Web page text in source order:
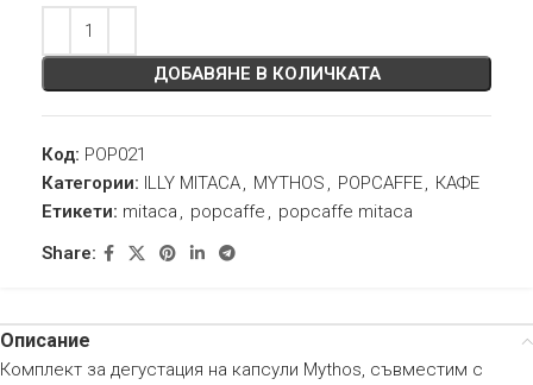
ДОБАВЯНЕ В КОЛИЧКАТА
Код: POP021
Категории: ILLY MITACA, MYTHOS , POPCAFFE, КАФЕ
Етикети: mitaca , popcaffe , popcaffe mitaca
Share:
Описание
Комплект за дегустация на капсули Mythos, съвместим с